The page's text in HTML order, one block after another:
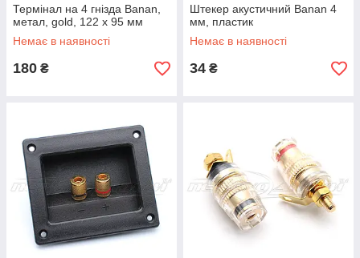
Термінал на 4 гнізда Banan,
метал, gold, 122 х 95 мм
Немає в наявності
180 ₴
Штекер акустичний Banan 4
мм, пластик
Немає в наявності
34 ₴